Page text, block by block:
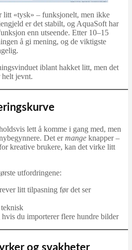
litt «tysk» – funksjonelt, men ikke
er det stabilt, og AquaSoft har
enn utseende. Etter 10–15
å gi mening, og de viktigste
iblant hakket litt, men det
helt jevnt.
lett å komme i gang med, men
Det ermange knapper –
kreative brukere, kan det virke litt
utfordringene:
litt tilpasning før det ser
du importerer flere hundre bilder
og svakheter